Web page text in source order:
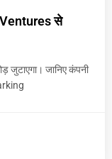
से
जानिए कंपनी